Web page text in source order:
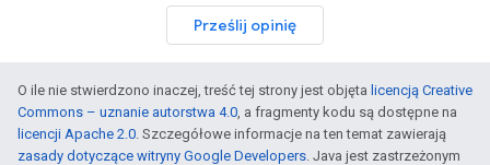
Prześlij opinię
O ile nie stwierdzono inaczej, treść tej strony jest objęta licencją Creative
Commons – uznanie autorstwa 4.0, a fragmenty kodu są dostępne na
licencji Apache 2.0. Szczegółowe informacje na ten temat zawierają
zasady dotyczące witryny Google Developers. Java jest zastrzeżonym